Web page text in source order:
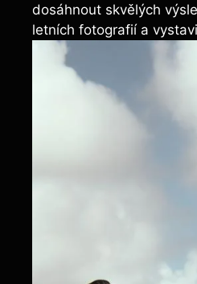
dosáhnout skvělých
letních fotografií a